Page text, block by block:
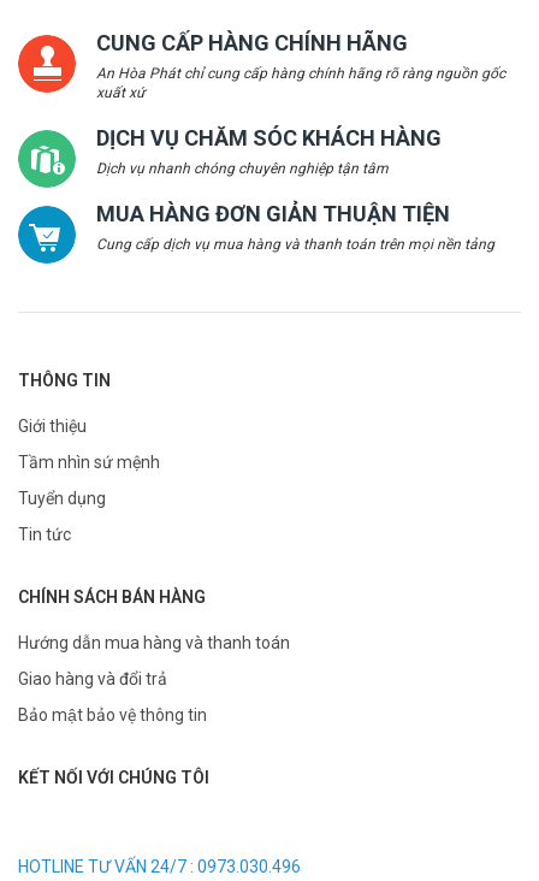
CUNG CẤP HÀNG CHÍNH HÃNG
An Hòa Phát chỉ cung cấp hàng chính hãng rõ ràng nguồn gốc
xuất xứ
DỊCH VỤ CHĂM SÓC KHÁCH HÀNG
Dịch vụ nhanh chóng chuyên nghiệp tận tâm
MUA HÀNG ĐƠN GIẢN THUẬN TIỆN
Cung cấp dịch vụ mua hàng và thanh toán trên mọi nền tảng
THÔNG TIN
Giới thiệu
Tầm nhìn sứ mệnh
Tuyển dụng
Tin tức
CHÍNH SÁCH BÁN HÀNG
Hướng dẫn mua hàng và thanh toán
Giao hàng và đổi trả
Bảo mật bảo vệ thông tin
KẾT NỐI VỚI CHÚNG TÔI
HOTLINE TƯ VẤN 24/7 : 0973.030.496